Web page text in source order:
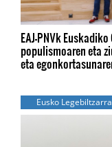
EAJ-PNVk
populismoaren eta
eta
Eusko Legebiltzarra